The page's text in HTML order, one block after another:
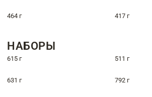
464 г 417 г
НАБОРЫ
615 г 511 г
631 г 792 г